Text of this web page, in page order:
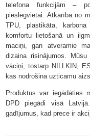
telefona funkcijām –
pieslēgvietai. Atkarībā no
TPU, plastikāta,
komfortu lietošanā un
maciņi, gan atveramie
dizaina risinājumos.
vāciņi, tostarp NILLKIN,
kas nodrošina uzticamu
Produktus var iegādāties
DPD piegādi visā
gadījumus, kad prece ir